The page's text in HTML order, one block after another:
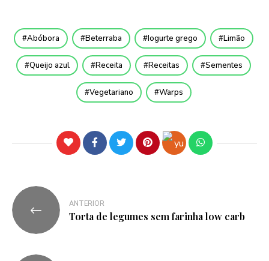
Abóbora Beterraba Iogurte grego Limão
Queijo azul Receita Receitas Sementes
Vegetariano Warps
ANTERIOR
Torta de legumes sem farinha low carb